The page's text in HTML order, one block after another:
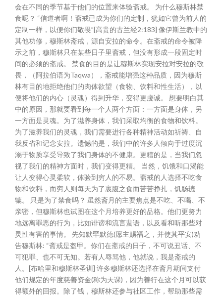
会在不同的季节基于他们的位置来体验斋戒。 为什么穆斯林禁
食呢？ “信道者啊！斋戒已成为你们的定制，犹如它曾为前人的
定制一样，以便你们敬畏”[高贵的古兰经2:183] 像伊斯兰教中的
其他功修，穆斯林斋戒，源自安拉的命令。在斋戒的命令被降
示之前，穆斯林只在某些日子里斋戒，但没有形成一段固定时
间的必须的斋戒。 禁食的目的是让穆斯林实现安拉对安拉的敬
畏，（阿拉伯语为Taqwa），斋戒能增强这种品质，因为穆斯
林有目的地拒绝他们的肉体欲望（食物、饮料和性生活），以
便将他们的内心（灵魂）得到升华，变得更虔诚。 想要明白其
中的原因，那就要看到每一个人两个方面：一方面是身体，另
一方面是灵魂。为了滋养身体，我们采取均衡的食物和饮料。
为了滋养我们的灵魂，我们需要进行各种精神活动如祈祷、自
我反省和记念安拉。遗憾的是，我们中的许多人倾向于过度沉
溺于物质享受导致了我们身体的不健康。更糟的是，当我们忽
视了我们的精神方面时，我们变得更糟。 当然，饥饿和口渴能
让人变得心灵柔软，体验到穷人的不易。斋戒的人选择不吃食
物和饮料，而穷人则每天为了裹腹之食而苦苦挣扎，饥肠辘
辘。 只是为了禁食吗？ 虽然斋月的主要焦点是不吃、不喝、不
亲密，但穆斯林也试图在这个月培养更好的品格。他们更努力
地远离罪恶的行为，比如诽谤和流言蜚语，以及看和听那些对
灵性有害的事情。 先知默罕默德(愿主赐福之，并使其平安)劝
告穆斯林: “斋戒是盔甲。你们在斋戒的日子，不可说丑话、不
可犯罪、也不可无知。若有人辱骂他，他就说，我是斋戒的
人。[布哈里和穆斯林圣训] 许多穆斯林还选择在斋月期间支付
他们规定的年度慈善资金(称为天课)，因为善行在这个月可以获
得额外的回报。除了钱，穆斯林还参与社区工作，帮助那些需